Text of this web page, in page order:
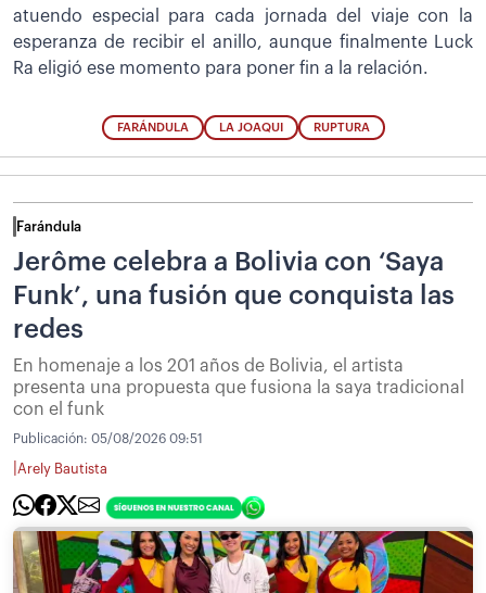
atuendo especial para cada jornada del viaje con la
esperanza de recibir el anillo, aunque finalmente Luck
Ra eligió ese momento para poner fin a la relación.
FARÁNDULA LA JOAQUI RUPTURA
Farándula
Jerôme celebra a Bolivia con ‘Saya
Funk’, una fusión que conquista las
redes
En homenaje a los 201 años de Bolivia, el artista
presenta una propuesta que fusiona la saya tradicional
con el funk
Publicación: 05/08/2026 09:51
Arely Bautista